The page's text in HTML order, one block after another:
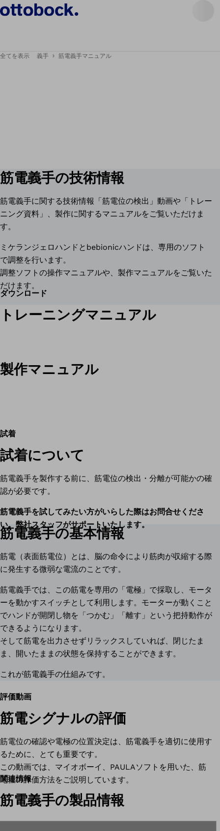
全てを表示 義手 筋電義手マニュアル
筋電義手の技術情報
筋電義手に関する技術情報「筋電位の検出」動画や「トレー
ニング資料」、製作に関するマニュアルをご覧いただけま
す。
ミケランジェロハンドとbebionicハンドは、専用のソフト
で調整を行います。
調整ソフトの操作マニュアルや、製作マニュアルをご覧いた
だけます。
ダウンロード
トレーニングマニュアル
製作マニュアル
試着
試着について
筋電義手を製作する前に、筋電位の検出・分離が可能かの確
認が必要です。
筋電義手を試してみたい方がいらした際はお問合せくださ
い。弊社スタッフがサポートいたします。
筋電義手の基本情報
筋電（表面筋電位）とは、脳の命令により筋肉が収縮する際
に発生する微弱な電流のことです。
筋電義手では、この筋電を専用の「電極」で採取し、モータ
ーを動かすスイッチとして利用します。モーターが動くこと
でハンドが開閉し物を「つかむ」「離す」という把持動作が
できるようになります。
そして筋電を出力させずリラックスしていれば、閉じたま
ま、開いたままの状態を保持することができます。
これが筋電義手の仕組みです。
評価動画
筋電シグナルの評価
筋電位の確認や電極の位置決定は、筋電義手を適切に使用す
るために、とても重要です。
この動画では、マイオボーイ、PAULAソフトを用いた、筋
電位の評価方法をご説明しています。
関連情報
筋電義手の製品情報